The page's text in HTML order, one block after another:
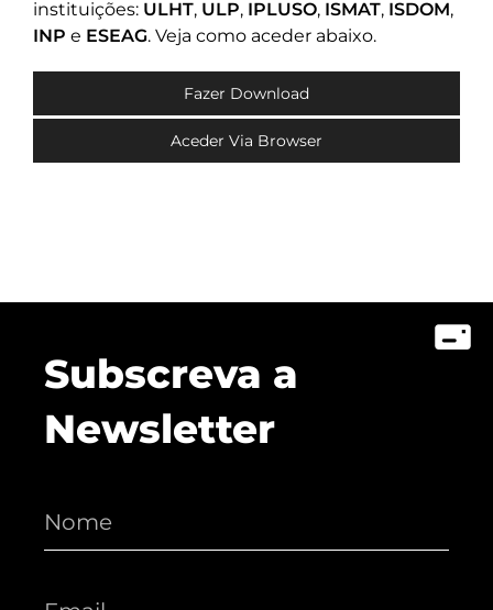
instituições: ULHT, ULP, IPLUSO, ISMAT, ISDOM,
INP e ESEAG. Veja como aceder abaixo.
Fazer Download
Aceder Via Browser
Subscreva a
Newsletter